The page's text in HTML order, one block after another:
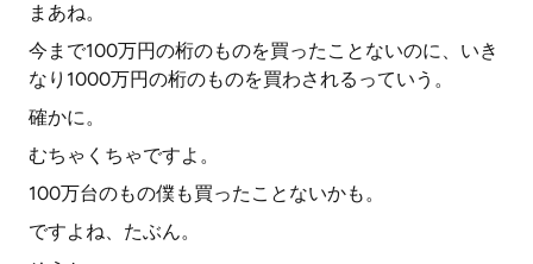
まあね。
今まで100万円の桁のものを買ったことないのに、いき
なり1000万円の桁のものを買わされるっていう。
確かに。
むちゃくちゃですよ。
100万台のもの僕も買ったことないかも。
ですよね、たぶん。